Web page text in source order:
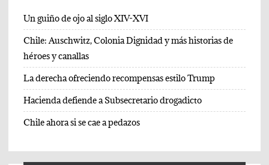
Un guiño de ojo al siglo XIV-XVI
Chile: Auschwitz, Colonia Dignidad y más historias de
héroes y canallas
La derecha ofreciendo recompensas estilo Trump
Hacienda defiende a Subsecretario drogadicto
Chile ahora si se cae a pedazos